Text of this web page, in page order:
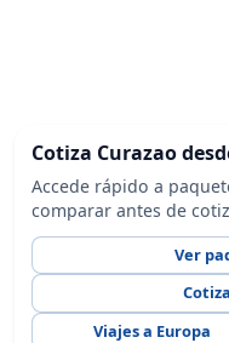
Cotiza Curazao
Accede rápido a
comparar antes de
Ver
Viajes a Europa